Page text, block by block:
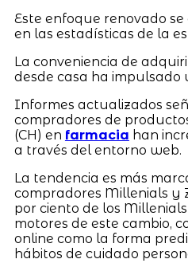
Este enfoque renovado
en las estadísticas de la
La conveniencia de
desde casa ha impulsado
Informes actualizados
compradores de
(CH) en farmacia han
a través del entorno web.
La tendencia es más
compradores Millenials y
por ciento de los
motores de este cambio,
online como la forma
hábitos de cuidado